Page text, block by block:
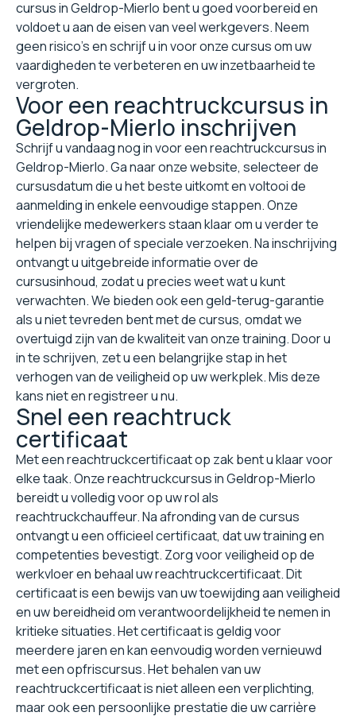
cursus in Geldrop-Mierlo bent u goed voorbereid en
voldoet u aan de eisen van veel werkgevers. Neem
geen risico's en schrijf u in voor onze cursus om uw
vaardigheden te verbeteren en uw inzetbaarheid te
vergroten.
Voor een reachtruckcursus in
Geldrop-Mierlo inschrijven
Schrijf u vandaag nog in voor een reachtruckcursus in
Geldrop-Mierlo. Ga naar onze website, selecteer de
cursusdatum die u het beste uitkomt en voltooi de
aanmelding in enkele eenvoudige stappen. Onze
vriendelijke medewerkers staan klaar om u verder te
helpen bij vragen of speciale verzoeken. Na inschrijving
ontvangt u uitgebreide informatie over de
cursusinhoud, zodat u precies weet wat u kunt
verwachten. We bieden ook een geld-terug-garantie
als u niet tevreden bent met de cursus, omdat we
overtuigd zijn van de kwaliteit van onze training. Door u
in te schrijven, zet u een belangrijke stap in het
verhogen van de veiligheid op uw werkplek. Mis deze
kans niet en registreer u nu.
Snel een reachtruck
certificaat
Met een reachtruckcertificaat op zak bent u klaar voor
elke taak. Onze reachtruckcursus in Geldrop-Mierlo
bereidt u volledig voor op uw rol als
reachtruckchauffeur. Na afronding van de cursus
ontvangt u een officieel certificaat, dat uw training en
competenties bevestigt. Zorg voor veiligheid op de
werkvloer en behaal uw reachtruckcertificaat. Dit
certificaat is een bewijs van uw toewijding aan veiligheid
en uw bereidheid om verantwoordelijkheid te nemen in
kritieke situaties. Het certificaat is geldig voor
meerdere jaren en kan eenvoudig worden vernieuwd
met een opfriscursus. Het behalen van uw
reachtruckcertificaat is niet alleen een verplichting,
maar ook een persoonlijke prestatie die uw carrière